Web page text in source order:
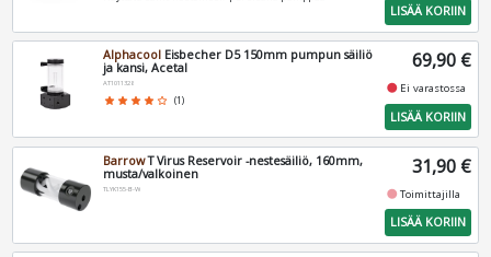
LISÄÄ KORIIN
Alphacool Eisbecher D5 150mm pumpun säiliö
ja kansi, Acetal
AT1011328
star star star star star_border (1)
69,90 €
fiber_manual_record Ei varastossa
LISÄÄ KORIIN
BarrowT Virus Reservoir -nestesäiliö, 160mm,
musta/valkoinen
TLYK155-B-W
31,90 €
fiber_manual_recordToimittajilla
LISÄÄ KORIIN